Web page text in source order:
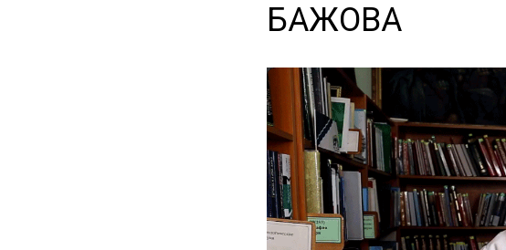
БАЖОВА